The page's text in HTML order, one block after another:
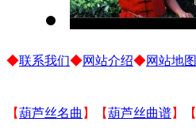
◆联系我们◆网站介绍◆网站地图
【葫芦丝名曲 】【葫芦丝曲谱】【